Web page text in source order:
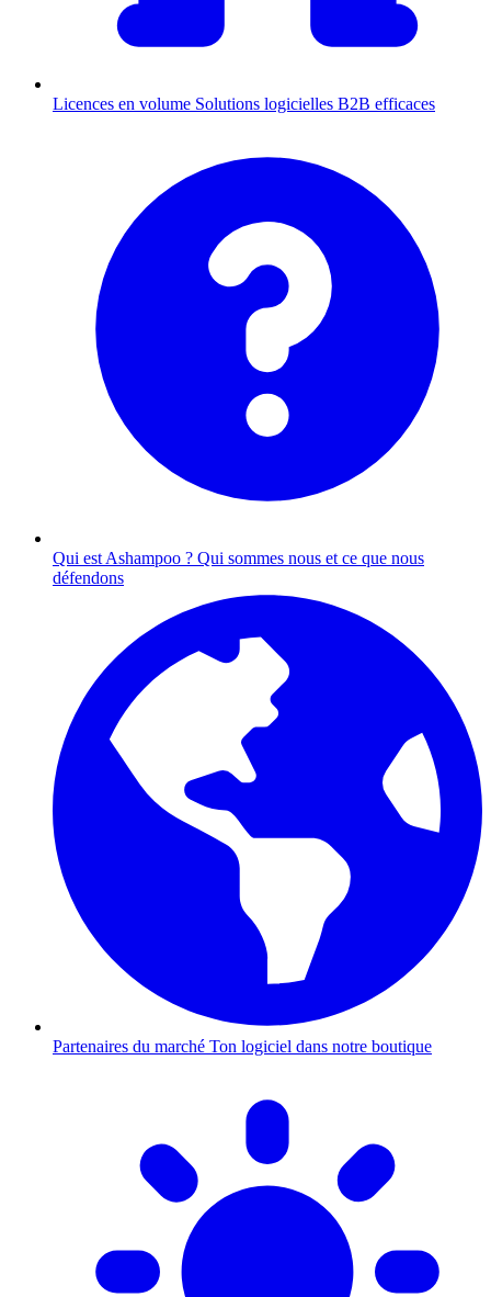
Licences en volume Solutions logicielles B2B efficaces
Qui est Ashampoo ? Qui sommes nous et ce que nous
défendons
Partenaires du marché Ton logiciel dans notre boutique